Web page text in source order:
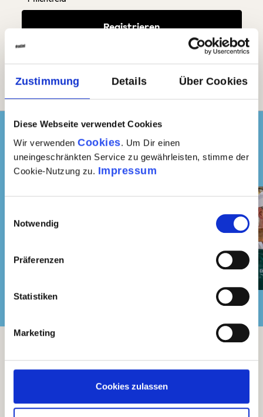
Zustimmung Details Über Cookies
Diese Webseite verwendet Cookies
Wir verwenden Cookies. Um Dir einen
uneingeschränkten Service zu gewährleisten, stimme der
Cookie-Nutzung zu. Impressum
Notwendig
Präferenzen
Statistiken
Marketing
Cookies zulassen
Folge uns
auf
Instagram
Folge uns auf
Du hast eine Frage oder möchtest Dich
persönlich beraten lassen? Dann ruf uns